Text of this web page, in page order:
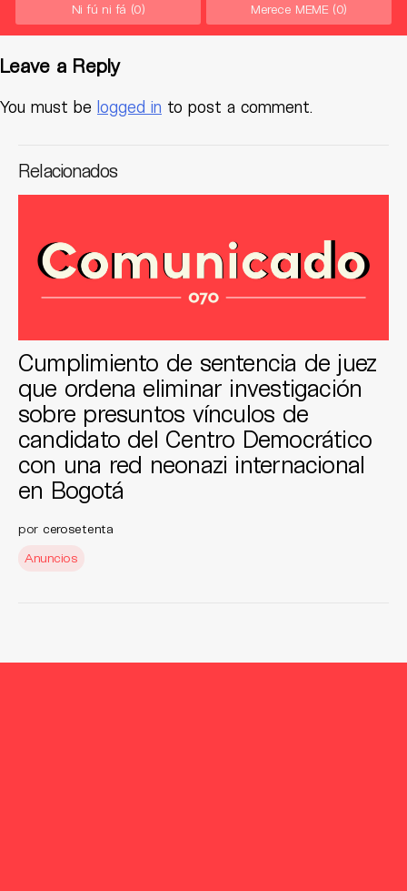
Ni fú ni fá (0) Merece MEME (0)
Leave a Reply
You must be logged in to post a comment.
Relacionados
Cumplimiento de sentencia de juez
que ordena eliminar investigación
sobre presuntos vínculos de
candidato del Centro Democrático
con una red neonazi internacional
en Bogotá
por cerosetenta
Anuncios